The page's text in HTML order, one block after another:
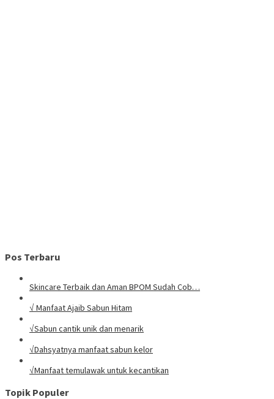
Pos Terbaru
Skincare Terbaik dan Aman BPOM Sudah Cob…
√ Manfaat Ajaib Sabun Hitam
√Sabun cantik unik dan menarik
√Dahsyatnya manfaat sabun kelor
√Manfaat temulawak untuk kecantikan
Topik Populer